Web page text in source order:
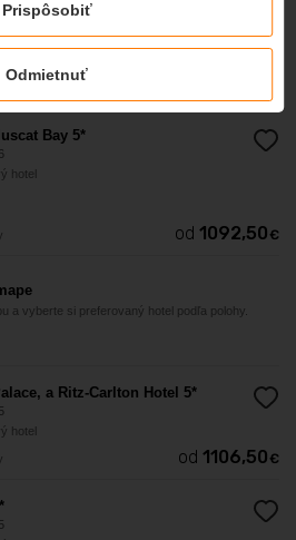
Husn, Muscat 5*
Bay 5*
hotel
od 1092,50 €
a vyberte si preferovaný hotel podľa polohy.
a Ritz-Carlton Hotel 5*
hotel
od 1106,50 €
Odmietnuť
Prispôsobiť